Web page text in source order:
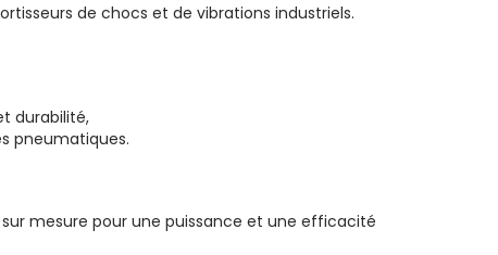
de chocs et de vibrations industriels.
durabilité,
pneumatiques.
mesure pour une puissance et une efficacité